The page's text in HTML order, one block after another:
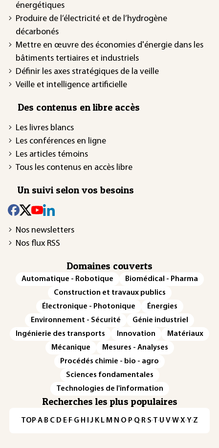
énergétiques
Produire de l’électricité et de l’hydrogène
décarbonés
Mettre en œuvre des économies d'énergie dans les
bâtiments tertiaires et industriels
Définir les axes stratégiques de la veille
Veille et intelligence artificielle
Des contenus en libre accès
Les livres blancs
Les conférences en ligne
Les articles témoins
Tous les contenus en accès libre
Un suivi selon vos besoins
Nos newsletters
Nos flux RSS
Domaines couverts
Automatique - Robotique
Biomédical - Pharma
Construction et travaux publics
Électronique - Photonique
Énergies
Environnement - Sécurité
Génie industriel
Ingénierie des transports
Innovation
Matériaux
Mécanique
Mesures - Analyses
Procédés chimie - bio - agro
Sciences fondamentales
Technologies de l'information
Recherches les plus populaires
TOP·A·B·C· D· E· F·G· H · ·J· K· L· M · N ·O· P·Q· R·S·T·U·V·W·X·Y·Z